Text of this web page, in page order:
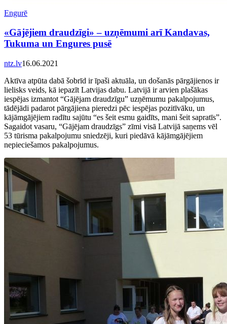
Engurē
«Gājējiem draudzīgi» – uzņēmumi arī Kandavas,
Tukuma un Engures pusē
ntz.lv16.06.2021
Aktīva atpūta dabā šobrīd ir īpaši aktuāla, un došanās pārgājienos ir
lielisks veids, kā iepazīt Latvijas dabu. Latvijā ir arvien plašākas
iespējas izmantot “Gājējam draudzīgu” uzņēmumu pakalpojumus,
tādējādi padarot pārgājiena pieredzi pēc iespējas pozitīvāku, un
kājāmgājējiem radītu sajūtu “es šeit esmu gaidīts, mani šeit sapratīs”.
Sagaidot vasaru, “Gājējam draudzīgs” zīmi visā Latvijā saņems vēl
53 tūrisma pakalpojumu sniedzēji, kuri piedāvā kājāmgājējiem
nepieciešamos pakalpojumus.